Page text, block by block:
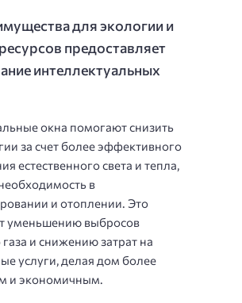
для экологии и
предоставляет
интеллектуальных
окна помогают снизить
за счет более эффективного
естественного света и тепла,
в
и отоплении. Это
уменьшению выбросов
и снижению затрат на
услуги, делая дом более
и экономичным.